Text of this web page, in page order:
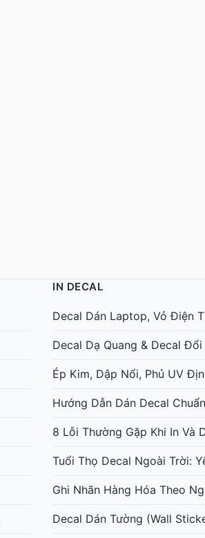
IN DECAL
Decal Dán Laptop, Vỏ Điện
Decal Dạ Quang & Decal
Ép Kim, Dập Nổi, Phủ UV
Hướng Dẫn Dán Decal
8 Lỗi Thường Gặp Khi In Và
Tuổi Thọ Decal Ngoài Trời:
Ghi Nhãn Hàng Hóa Theo
Decal Dán Tường (Wall